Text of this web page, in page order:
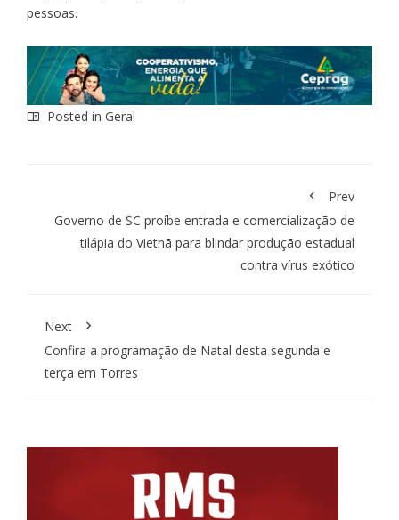
pessoas.
Posted in Geral
Prev
Governo de SC proíbe entrada e comercialização de
tilápia do Vietnã para blindar produção estadual
contra vírus exótico
Next
Confira a programação de Natal desta segunda e
terça em Torres